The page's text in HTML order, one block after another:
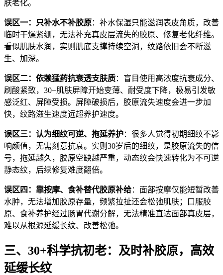
肤老化。
误区一：只补水不补胶原 ：补水保湿只能滋润表皮角质，改善
临时干燥紧绷，无法补充真皮层流失的胶原、修复老化纤维。
看似肌肤水润，实则肌底支撑持续空洞，纹路依旧会不断滋
生、加深。
误区二：依赖猛药抗衰透支肤质：盲目使用高浓度抗衰成分、
刷酸紧致，30+肌肤屏障开始变薄、耐受度下降，极易引发敏
感泛红、屏障受损。屏障破损后，胶原流失速度会进一步加
快，纹路滋生速度远超养护速度。
误区三：认为细纹可逆、拖延养护：很多人觉得初期细纹不影
响颜值，无需刻意抗衰。实则30岁后的细纹，是胶原流失的信
号，拖延越久，胶原空缺越严重，动态纹会快速转化为不可逆
静态纹，后续修复难度翻倍。
误区四：靠按摩、食补替代胶原补给：面部按摩仅能短暂改善
水肿，无法增加胶原存量，频繁拉扯还会松弛肌肤；口服胶
原、食补养护经过肠胃代谢分解，无法精准直达面部真皮层，
难以从根源延缓长纹、改善松弛。
三、30+科学抗初老：及时补胶原，高效
延缓长纹